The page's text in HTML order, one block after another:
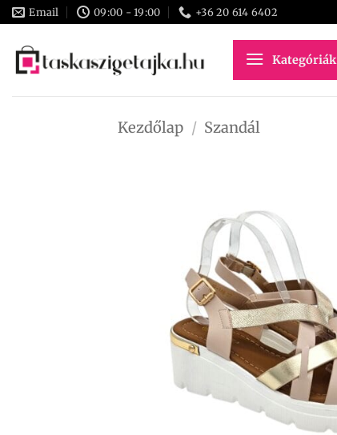
Skip
to
content
Email 09:00 - 19:00 +36 20 614 6402
Kategóriák
Kezdőlap / Szandál